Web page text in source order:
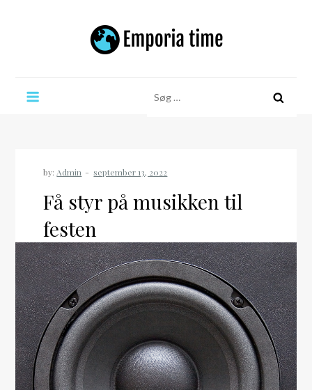
efter:
by: Admin
Få styr på musikken til
festen